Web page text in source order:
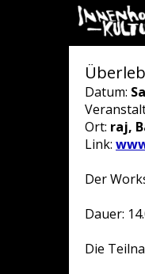
Datum:
Ort: raj,
Link:
Der
Dauer:
Die